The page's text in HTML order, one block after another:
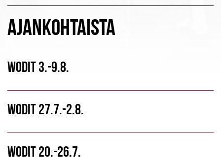
AJANKOHTAISTA
WODIT 3.-9.8.
WODIT 27.7.-2.8.
WODIT 20.-26.7.